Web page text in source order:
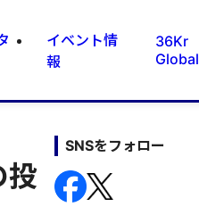
イベント情
報
36Kr
Global
投
SNSをフォロー